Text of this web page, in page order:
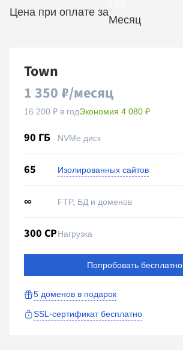
Цена при оплате за
Месяц
Town
1 350 ₽/месяц
16 200 ₽ в годЭкономия 4 080 ₽
90 ГБ NVMe диск
65 Изолированных сайтов
∞ FTP, БД и доменов
300 CPНагрузка
Попробовать бесплатно
5 доменов в подарок
SSL-сертификат бесплатно